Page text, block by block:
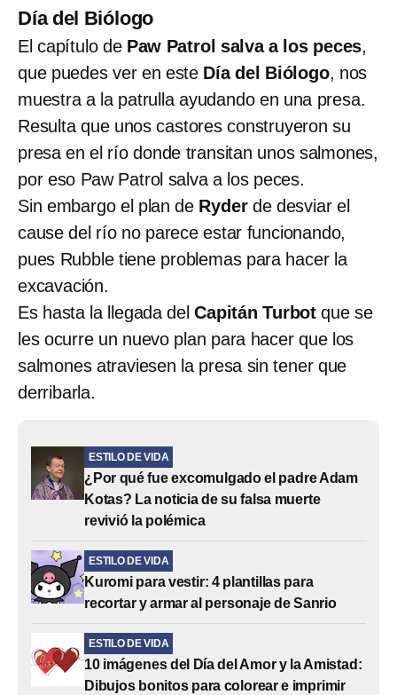
Día del Biólogo
El capítulo de Paw Patrol salva a los peces,
que puedes ver en este Día del Biólogo, nos
muestra a la patrulla ayudando en una presa.
Resulta que unos castores construyeron su
presa en el río donde transitan unos salmones,
por eso Paw Patrol salva a los peces.
Sin embargo el plan de Ryderde desviar el
cause del río no parece estar funcionando,
pues Rubble tiene problemas para hacer la
excavación.
Es hasta la llegada delCapitán Turbot que se
les ocurre un nuevo plan para hacer que los
salmones atraviesen la presa sin tener que
derribarla.
ESTILO DE VIDA
¿Por qué fue excomulgado el padre Adam
Kotas? La noticia de su falsa muerte
revivió la polémica
ESTILO DE VIDA
Kuromi para vestir: 4 plantillas para
recortar y armar al personaje de Sanrio
ESTILO DE VIDA
10 imágenes del Día del Amor y la Amistad:
Dibujos bonitos para colorear e imprimir